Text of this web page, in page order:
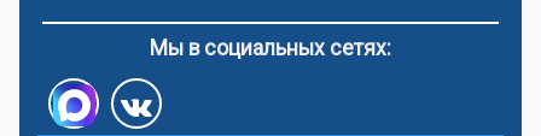
Мы в социальных сетях: